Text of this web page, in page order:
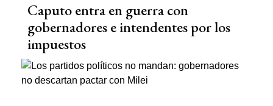
Caputo entra en guerra con
gobernadores e intendentes por los
impuestos